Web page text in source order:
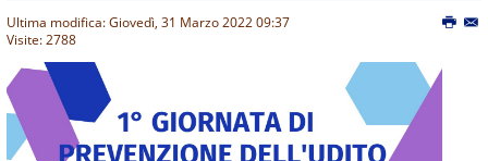
Ultima modifica: Giovedì, 31 Marzo 2022 09:37
Visite: 2788